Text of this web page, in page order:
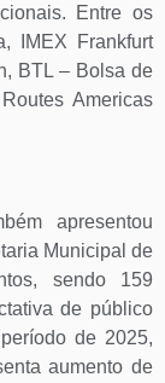
Entre os
IMEX Frankfurt
BTL – Bolsa de
Americas
apresentou
Municipal de
sendo 159
de público
de 2025,
aumento de